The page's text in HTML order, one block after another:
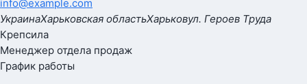
info@example.com
УкраинаХарьковская областьХарьковул. Героев Труда
Крепсила
Менеджер отдела продаж
График работы